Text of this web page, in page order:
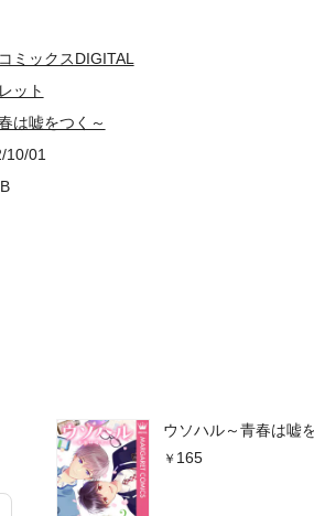
ウソハル～青春は嘘
165
ミックスDIGITAL
ット
は嘘をつく～
10/01